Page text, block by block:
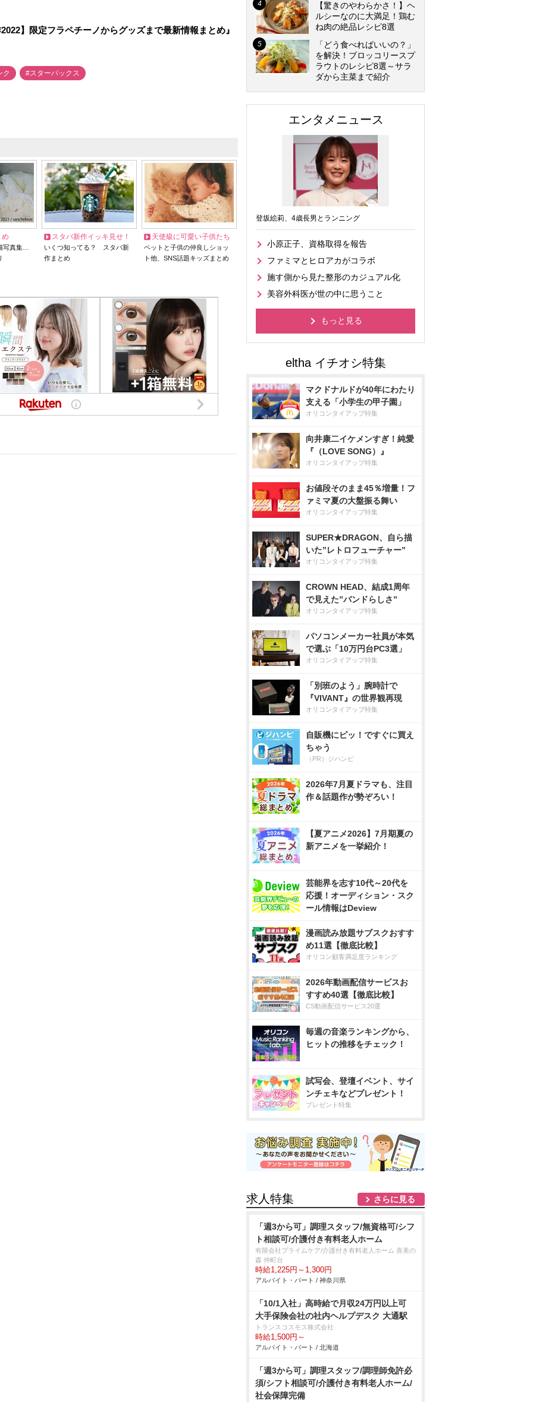
】限定フラペチーノからグッズまで最新情報まとめ』
ク #スターバックス
め
写真集…
スタバ新作イッキ見せ！
いくつ知ってる？ スタバ新
作まとめ
天使級に可愛い子供たち
ペットと子供の仲良しショッ
ト他、SNS話題キッズまとめ
【驚きのやわらかさ！】ヘ
ルシーなのに大満足！鶏む
ね肉の絶品レシピ8選
「どう食べればいいの？」
を解決！ブロッコリースプ
ラウトのレシピ8選～サラ
ダから主菜まで紹介
エンタメニュース
登坂絵莉、4歳長男とランニング
小原正子、資格取得を報告
ファミマとヒロアカがコラボ
施す側から見た整形のカジュアル化
美容外科医が世の中に思うこと
もっと見る
マクドナルドが40年にわたり
支える「小学生の甲子園」
オリコンタイアップ特集
向井康二イケメンすぎ！純愛
『（LOVE SONG）』
オリコンタイアップ特集
お値段そのまま45％増量！フ
ァミマ夏の大盤振る舞い
オリコンタイアップ特集
SUPER★DRAGON、自ら描
いた”レトロフューチャー”
オリコンタイアップ特集
CROWN HEAD、結成1周年
で見えた”バンドらしさ”
オリコンタイアップ特集
パソコンメーカー社員が本気
で選ぶ「10万円台PC3選」
オリコンタイアップ特集
「別班のよう」腕時計で
『VIVANT』の世界観再現
オリコンタイアップ特集
自販機にピッ！ですぐに買え
ちゃう
（PR）ジハンピ
2026年7月夏ドラマも、注目
作＆話題作が勢ぞろい！
【夏アニメ2026】7月期夏の
新アニメを一挙紹介！
芸能界を志す10代～20代を
応援！オーディション・スク
ール情報はDeview
漫画読み放題サブスクおすす
め11選【徹底比較】
オリコン顧客満足度ランキング
2026年動画配信サービスお
すすめ40選【徹底比較】
CS動画配信サービス20選
毎週の音楽ランキングから、
ヒットの推移をチェック！
試写会、登壇イベント、サイ
ンチェキなどプレゼント！
プレゼント特集
求人特集 さらに見る
「週3から可」調理スタッフ/無資格可/シフ
ト相談可/介護付き有料老人ホーム
有限会社プライムケア/介護付き有料老人ホーム 喜美の
森 仲町台
時給1,225円～1,300円
アルバイト・パート / 神奈川県
「10/1入社」高時給で月収24万円以上可
大手保険会社の社内ヘルプデスク 大通駅
トランスコスモス株式会社
時給1,500円～
アルバイト・パート / 北海道
「週3から可」調理スタッフ/調理師免許必
須/シフト相談可/介護付き有料老人ホーム/
社会保障完備